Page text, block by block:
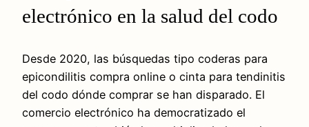
electrónico en la salud del codo
Desde 2020, las búsquedas tipo coderas para
epicondilitis compra online o cinta para tendinitis
del codo dónde comprar se han disparado. El
comercio electrónico ha democratizado el